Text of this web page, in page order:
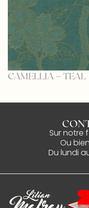
CAMELLIA – TEAL
Sur notre
Ou
Du lundi